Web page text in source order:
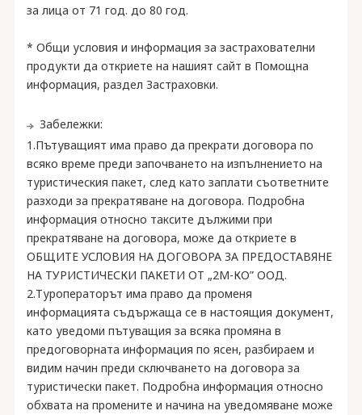
за лица от 71 год. до 80 год.
* Общи условия и информация за застрахователни
продукти да откриете на нашият сайт в Помощна
информация, раздел Застраховки.
Забележки:
1.Пътуващият има право да прекрати договора по
всяко време преди започването на изпълнението на
туристическия пакет, след като заплати съответните
разходи за прекратяване на договора. Подробна
информация относно таксите дължими при
прекратяване на договора, може да откриете в
ОБЩИТЕ УСЛОВИЯ НА ДОГОВОРА ЗА ПРЕДОСТАВЯНЕ
НА ТУРИСТИЧЕСКИ ПАКЕТИ ОТ „2М-КО” ООД.
2.Туроператорът има право да променя
информацията съдържаща се в настоящия документ,
като уведоми пътуващия за всяка промяна в
предоговорната информация по ясен, разбираем и
видим начин преди сключването на договора за
туристически пакет. Подробна информация относно
обхвата на промените и начина на уведомяване може